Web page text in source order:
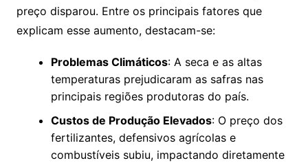
preço disparou. Entre os principais fatores que
explicam esse aumento, destacam-se:
Problemas Climáticos: A seca e as altas
temperaturas prejudicaram as safras nas
principais regiões produtoras do país.
Custos de Produção Elevados: O preço dos
fertilizantes, defensivos agrícolas e
combustíveis subiu, impactando diretamente